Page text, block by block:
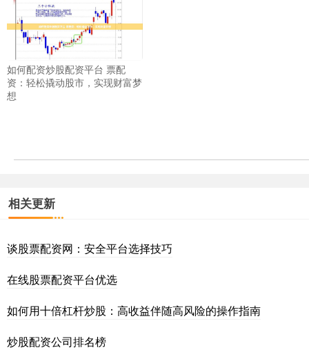
如何配资炒股配资平台 票配
资：轻松撬动股市，实现财富梦
想
相关更新
谈股票配资网：安全平台选择技巧
在线股票配资平台优选
如何用十倍杠杆炒股：高收益伴随高风险的操作指南
炒股配资公司排名榜